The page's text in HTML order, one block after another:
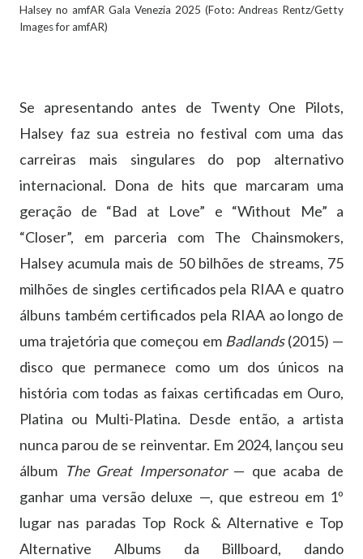
Halsey no amfAR Gala Venezia 2025 (Foto: Andreas Rentz/Getty
Images for amfAR)
Se apresentando antes de Twenty One Pilots,
Halsey faz sua estreia no festival com uma das
carreiras mais singulares do pop alternativo
internacional. Dona de hits que marcaram uma
geração de “Bad at Love” e “Without Me” a
“Closer”, em parceria com The Chainsmokers,
Halsey acumula mais de 50 bilhões de streams, 75
milhões de singles certificados pela RIAA e quatro
álbuns também certificados pela RIAA ao longo de
uma trajetória que começou em Badlands (2015) —
disco que permanece como um dos únicos na
história com todas as faixas certificadas em Ouro,
Platina ou Multi-Platina. Desde então, a artista
nunca parou de se reinventar. Em 2024, lançou seu
álbum The Great Impersonator — que acaba de
ganhar uma versão deluxe —, que estreou em 1º
lugar nas paradas Top Rock & Alternative e Top
Alternative Albums da Billboard, dando